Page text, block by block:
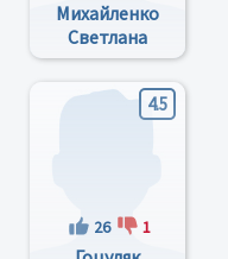
Михайленко
Светлана
Владимировна
4.5
26 1